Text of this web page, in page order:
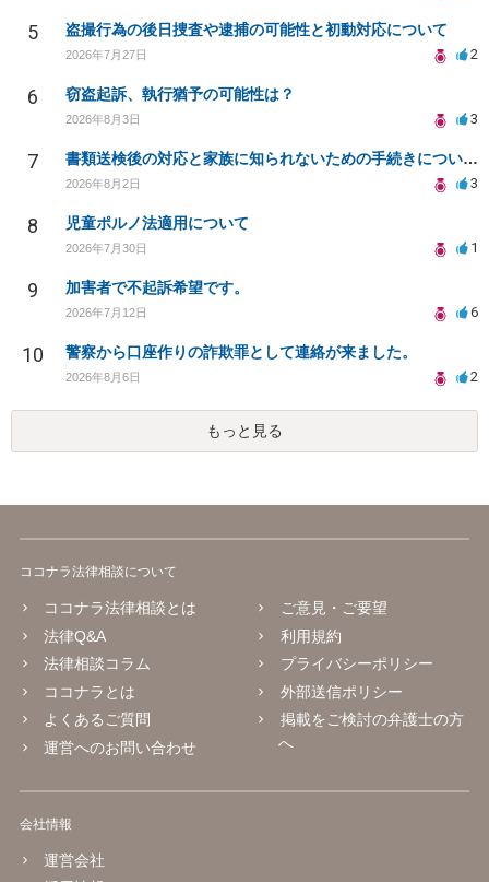
5 盗撮行為の後日捜査や逮捕の可能性と初動対応について
2026年7月27日 2
6 窃盗起訴、執行猶予の可能性は？
2026年8月3日 3
7 書類送検後の対応と家族に知られないための手続きについて相談
2026年8月2日 3
8 児童ポルノ法適用について
2026年7月30日 1
9 加害者で不起訴希望です。
2026年7月12日 6
10 警察から口座作りの詐欺罪として連絡が来ました。
2026年8月6日 2
もっと見る
ココナラ法律相談について
ココナラ法律相談とは
法律Q&A
法律相談コラム
ココナラとは
よくあるご質問
運営へのお問い合わせ
ご意見・ご要望
利用規約
プライバシーポリシー
外部送信ポリシー
掲載をご検討の弁護士の方
へ
会社情報
運営会社